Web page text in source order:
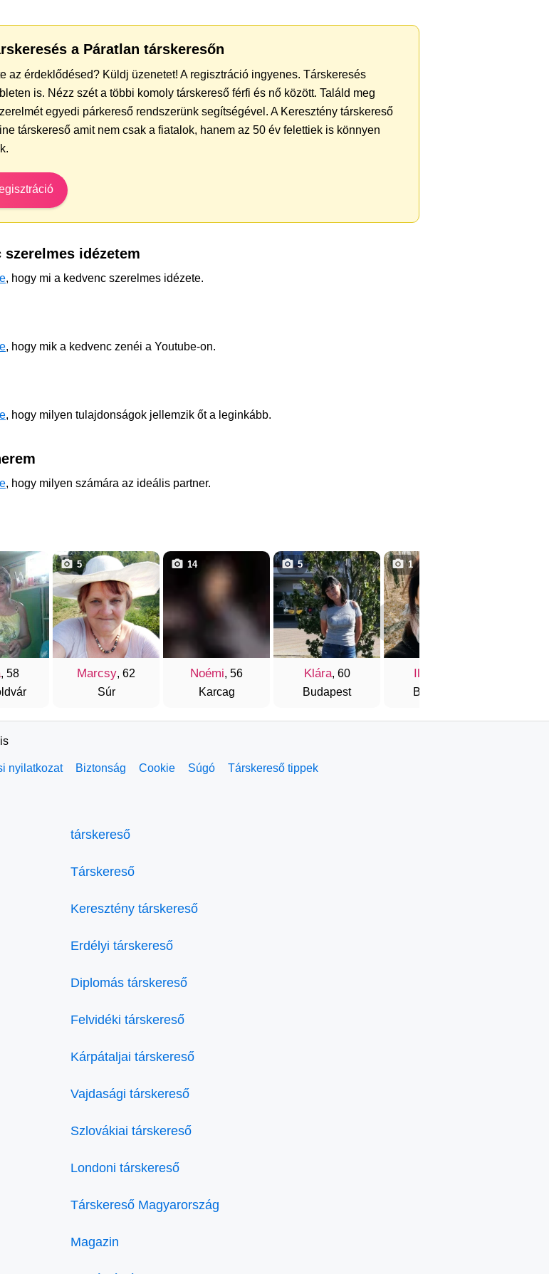
a Páratlan társkeresőn
az érdeklődésed? Küldj üzenetet! A regisztráció ingyenes. Társkeresés
is. Nézz szét a többi komoly társkereső férfi és nő között. Találd meg
egyedi párkereső rendszerünk segítségével. A Keresztény társkereső
társkereső amit nem csak a fiatalok, hanem az 50 év felettiek is könnyen
szerelmes idézetem
, hogy mi a kedvenc szerelmes idézete.
, hogy mik a kedvenc zenéi a Youtube-on.
, hogy milyen tulajdonságok jellemzik őt a leginkább.
, hogy milyen számára az ideális partner.
, 58
Marcsy, 62
Súr
5
Noémi, 56
Karcag
14
Klára, 60
Budapest
5
Ildikó
Budapest
1
nyilatkozat Biztonság Cookie Súgó Társkereső tippek
társkereső
Társkereső
Keresztény társkereső
Erdélyi társkereső
Diplomás társkereső
Felvidéki társkereső
Kárpátaljai társkereső
Vajdasági társkereső
Szlovákiai társkereső
Londoni társkereső
Társkereső Magyarország
Magazin